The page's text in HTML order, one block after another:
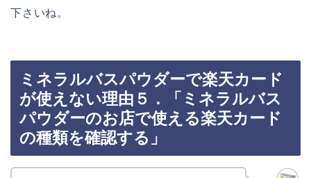
下さいね。
ミネラルバスパウダーで楽天カード
が使えない理由５．「ミネラルバス
パウダーのお店で使える楽天カード
の種類を確認する」